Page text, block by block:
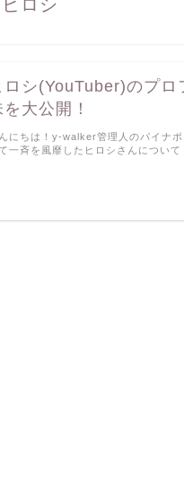
ヒロシ
ロシ(YouTuber)のプロ
を大公開！
にちは！y-walker管理人のパイナ
一斉を風靡したヒロシさんについ